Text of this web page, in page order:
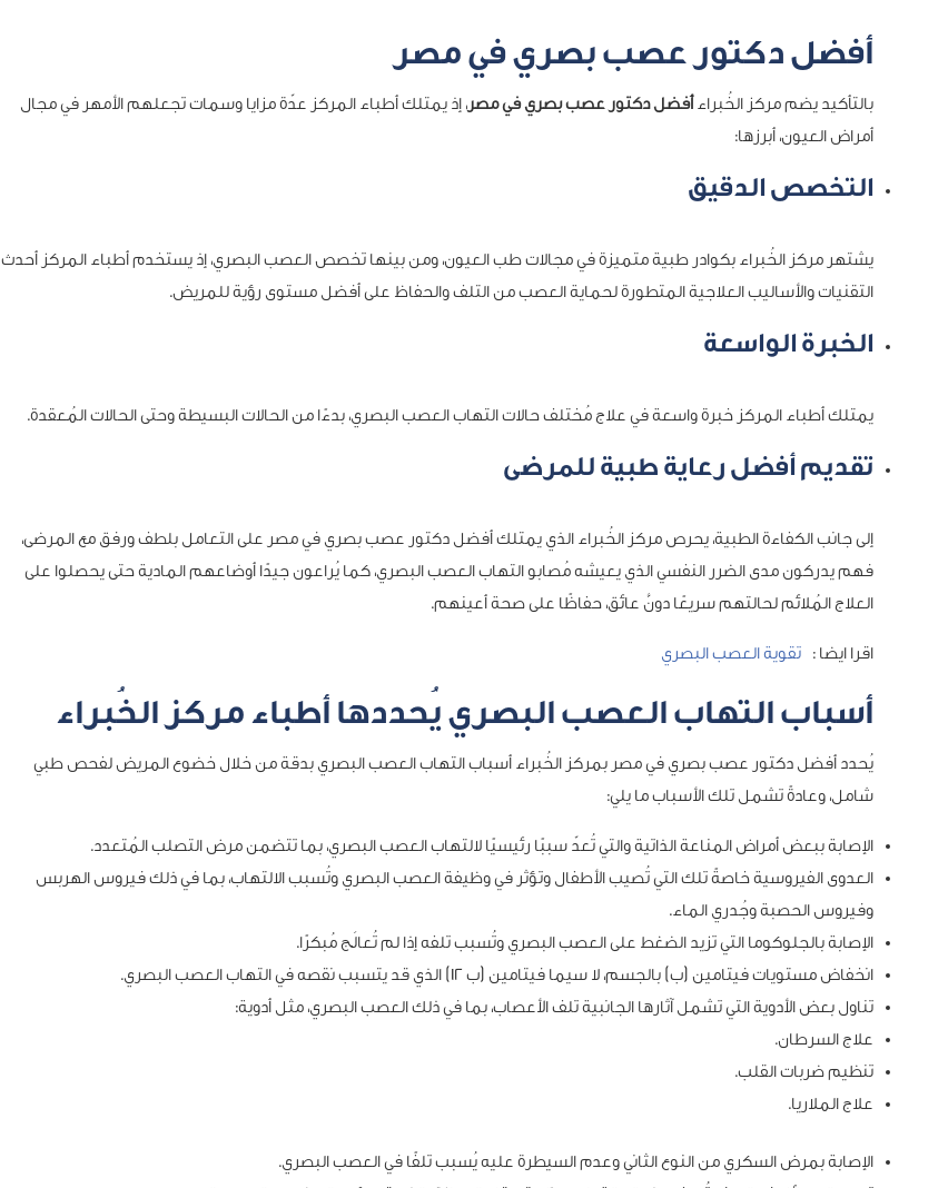
أفضل دكتور عصب بصري في مصر
بالتأكيد يضم مركز الخُبراء أفضل دكتور عصب بصري في مصر، إذ يمتلك أطباء المركز عدّة مزايا وسمات تجعلهم الأمهر في مجال
أمراض العيون، أبرزها:
التخصص الدقيق
يشتهر مركز الخُبراء بكوادر طبية متميزة في مجالات طب العيون، ومن بينها تخصص العصب البصري، إذ يستخدم أطباء المركز أحدث
التقنيات والأساليب العلاجية المتطورة لحماية العصب من التلف والحفاظ على أفضل مستوى رؤية للمريض.
الخبرة الواسعة
يمتلك أطباء المركز خبرة واسعة في علاج مُختلف حالات التهاب العصب البصري، بدءًا من الحالات البسيطة وحتى الحالات المُعقدة.
تقديم أفضل رعاية طبية للمرضى
إلى جانب الكفاءة الطبية، يحرص مركز الخُبراء الذي يمتلك أفضل دكتور عصب بصري في مصر على التعامل بلطف ورفق مع المرضى،
فهم يدركون مدى الضرر النفسي الذي يعيشه مُصابو التهاب العصب البصري، كما يُراعون جيدًا أوضاعهم المادية حتى يحصلوا على
العلاج المُلائم لحالتهم سريعًا دونَّ عائق، حفاظًا على صحة أعينهم.
اقرا ايضا :تقوية العصب البصري
أسباب التهاب العصب البصري يُحددها أطباء مركز الخُبراء
يُحدد أفضل دكتور عصب بصري في مصر بمركز الخُبراء أسباب التهاب العصب البصري بدقة من خلال خضوع المريض لفحص طبي
شامل، وعادةً تشمل تلك الأسباب ما يلي:
الإصابة ببعض أمراض المناعة الذاتية والتي تُعدّ سببًا رئيسيًا لالتهاب العصب البصري، بما تتضمن مرض التصلب المُتعدد.
العدوى الفيروسية خاصةً تلك التي تُصيب الأطفال وتؤثر في وظيفة العصب البصري وتُسبب الالتهاب، بما في ذلك فيروس الهربس
وفيروس الحصبة وجُدري الماء.
الإصابة بالجلوكوما التي تزيد الضغط على العصب البصري وتُسبب تلفه إذا لم تُعالَج مُبكرًا.
انخفاض مستويات فيتامين (ب) بالجسم، لا سيما فيتامين (ب 12) الذي قد يتسبب نقصه في التهاب العصب البصري.
تناول بعض الأدوية التي تشمل آثارها الجانبية تلف الأعصاب، بما في ذلك العصب البصري، مثل أدوية:
علاج السرطان.
تنظيم ضربات القلب.
علاج الملاريا.
الإصابة بمرض السكري من النوع الثاني وعدم السيطرة عليه يُسبب تلفًا في العصب البصري.